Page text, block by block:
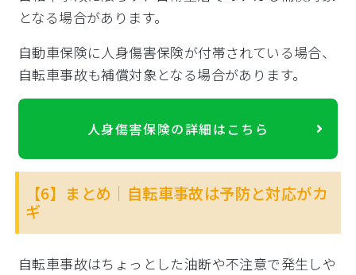
となる場合があります。
自動車保険に人身傷害保険が付帯されている場合、
自転車事故も補償対象となる場合があります。
人身傷害保険の詳細はこちら
【6】まとめ｜自転車事故は予防と対応がカ
ギ
自転車事故はちょっとした油断や不注意で発生しや